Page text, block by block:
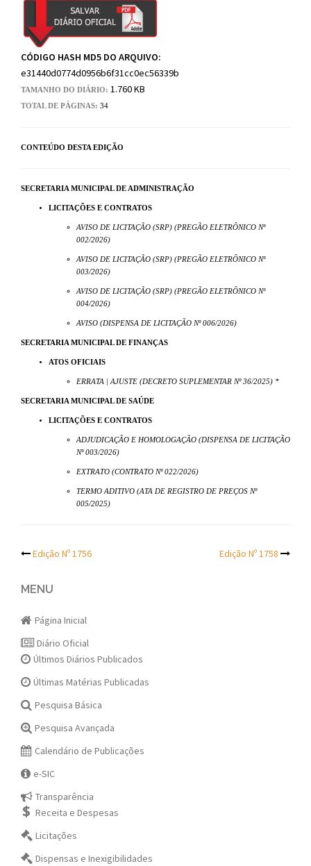
CÓDIGO HASH MD5 DO ARQUIVO:
e31440d0774d0956b6f31cc0ec56339b
TAMANHO DO DIÁRIO: 1.760 KB
TOTAL DE PÁGINAS: 34
CONTEÚDO DESTA EDIÇÃO
SECRETARIA MUNICIPAL DE ADMINISTRAÇÃO
LICITAÇÕES E CONTRATOS
AVISO DE LICITAÇÃO (SRP) (PREGÃO ELETRÔNICO Nº
002/2026)
AVISO DE LICITAÇÃO (SRP) (PREGÃO ELETRÔNICO Nº
003/2026)
AVISO DE LICITAÇÃO (SRP) (PREGÃO ELETRÔNICO Nº
004/2026)
AVISO (DISPENSA DE LICITAÇÃO Nº 006/2026)
SECRETARIA MUNICIPAL DE FINANÇAS
ATOS OFICIAIS
ERRATA | AJUSTE (DECRETO SUPLEMENTAR Nº 36/2025) *
SECRETARIA MUNICIPAL DE SAÚDE
LICITAÇÕES E CONTRATOS
ADJUDICAÇÃO E HOMOLOGAÇÃO (DISPENSA DE LICITAÇÃO
Nº 003/2026)
EXTRATO (CONTRATO Nº 022/2026)
TERMO ADITIVO (ATA DE REGISTRO DE PREÇOS Nº
005/2025)
Post
navigation
Edição Nº 1756 Edição Nº 1758
MENU
Página Inicial
Diário Oficial
Últimos Diários Publicados
Últimas Matérias Publicadas
Pesquisa Básica
Pesquisa Avançada
Calendário de Publicações
e-SIC
Transparência
Receita e Despesas
Licitações
Dispensas e Inexigibilidades